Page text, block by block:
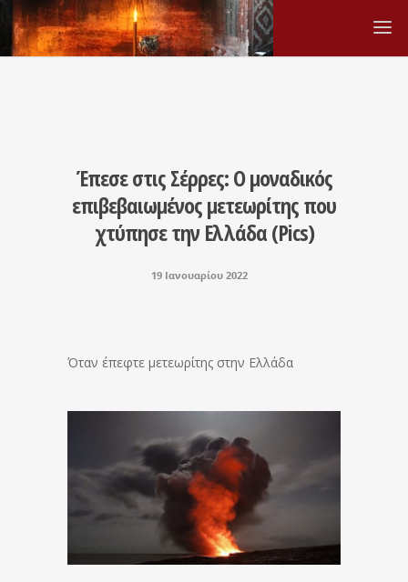
Έπεσε στις Σέρρες: Ο μοναδικός
επιβεβαιωμένος μετεωρίτης που
χτύπησε την Ελλάδα (Pics)
19 Ιανουαρίου 2022
Όταν έπεφτε μετεωρίτης στην Ελλάδα